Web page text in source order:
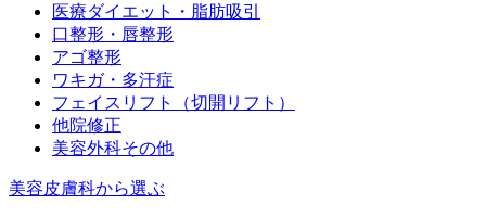
医療ダイエット・脂肪吸引
口整形・唇整形
アゴ整形
ワキガ・多汗症
フェイスリフト（切開リフト）
他院修正
美容外科その他
美容皮膚科から選ぶ